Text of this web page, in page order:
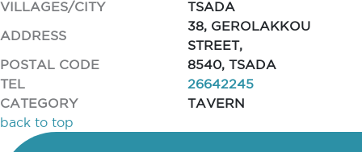
VILLAGES/CITY
TSADA
ADDRESS
38, GEROLAKKOU
STREET,
POSTAL CODE
8540, TSADA
TEL
26642245
CATEGORY
TAVERN
back to top